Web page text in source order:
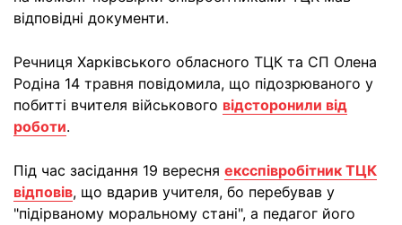
відповідні документи.
Речниця Харківського обласного ТЦК та СП Олена
Родіна 14 травня повідомила, що підозрюваного у
побитті вчителя військового відсторонили від
роботи.
Під час засідання 19 вересня ексспівробітник ТЦК
відповів, що вдарив учителя, бо перебував у
"підірваному моральному стані", а педагог його